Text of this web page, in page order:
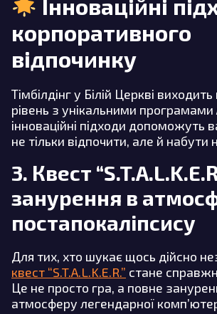
Інноваційні
корпоративного
відпочинку
Тімбілдінг у Білій Церкві
рівень з унікальними
інноваційні підходи допоможуть
не тільки відпочити, але й набути
3. Квест
занурення в
постапокаліпсису
Для тих, хто шукає щось дійсно
квест “S.T.A.L.K.E.R.” стане
Це не просто гра, а повне
атмосферу легендарної